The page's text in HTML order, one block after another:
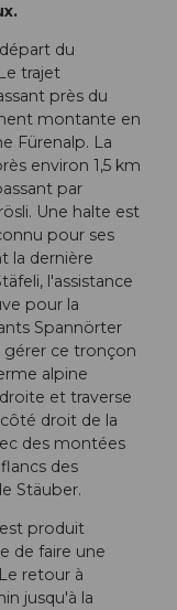
du
trajet
près du
montante en
Fürenalp. La
environ 1,5 km
par
Une halte est
pour ses
la dernière
l'assistance
pour la
Spannörter
ce tronçon
alpine
et traverse
droit de la
des montées
des
Stäuber.
produit
de faire une
retour à
jusqu'à la